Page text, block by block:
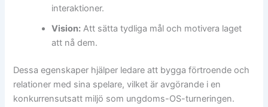
interaktioner.
Vision: Att sätta tydliga mål och motivera laget
att nå dem.
Dessa egenskaper hjälper ledare att bygga förtroende och
relationer med sina spelare, vilket är avgörande i en
konkurrensutsatt miljö som ungdoms-OS-turneringen.